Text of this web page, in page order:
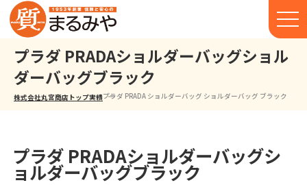
プラダ PRADAショルダーバッグショル
ダーバッグブラック
株式会社丸宮商店トップ⁩実績プラダ PRADA ショルダーバッグ ショルダーバッグ ブラック
プラダ PRADAショルダーバッグシ
ョルダーバッグブラック